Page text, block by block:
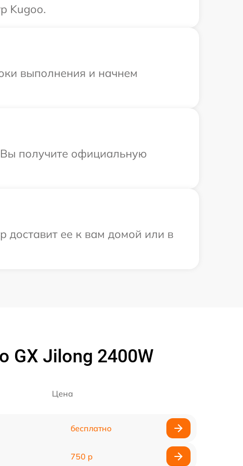
Kugoo.
выполнения и начнем
получите официальную
доставит ее к вам домой или в
GX Jilong 2400W
Цена
бесплатно
750 р